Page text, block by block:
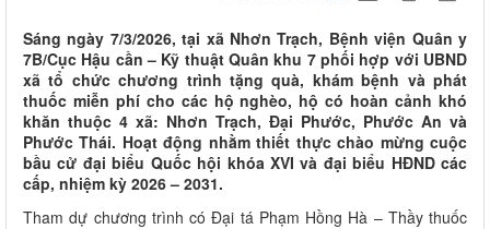
Sáng ngày 7/3/2026, tại xã Nhơn Trạch, Bệnh viện Quân y
7B/Cục Hậu cần – Kỹ thuật Quân khu 7 phối hợp với UBND
xã tổ chức chương trình tặng quà, khám bệnh và phát
thuốc miễn phí cho các hộ nghèo, hộ có hoàn cảnh khó
khăn thuộc 4 xã: Nhơn Trạch, Đại Phước, Phước An và
Phước Thái. Hoạt động nhằm thiết thực chào mừng cuộc
bầu cử đại biểu Quốc hội khóa XVI và đại biểu HĐND các
cấp, nhiệm kỳ 2026 – 2031.
Tham dự chương trình có Đại tá Phạm Hồng Hà – Thầy thuốc